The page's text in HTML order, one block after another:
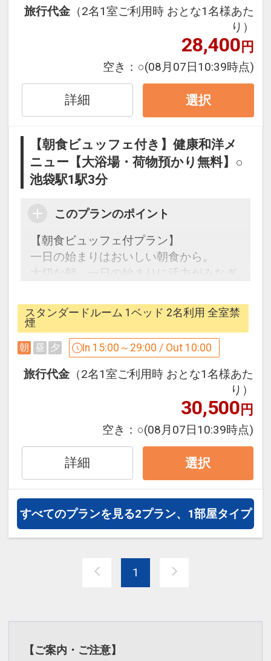
【アクセス案内】
設定期間：2022年6月8日～2026年10月
インターネットコース番号：DP-2-
実施させていただきます。
掃希望札」のマグネットをドアの外に貼
っていただきますようお願いいたしま
※シーツなどの寝具類は交換いたしませ
換を含めた清掃は「清掃希望札」の掲示
が無い場合でも実施させていただきま
す。
何卒、ご理解のほどよろしくお願い申し
上げます。
【駐車場】
機械式立体駐車場全32台（別途、身障者
用1台完備）
【客室標準仕様】
・「Cloud Fit SP」（ベッド下に収納スペ
ースを設置）※デラックスルーム除く
・仕様の異なる2種類のオリジナル枕
「Air Relax（エアーリラックス）」
「Adjust Fit（アジャストフィット）」
・50型液晶テレビ（デラックスルームは
・テレビ画面上に館内案内をデジタル表
示した「アパデジタルインフォメーショ
・タブレット端末の写真や動画をテレビ
画面に映し出す「ミラーリング機能」
・温水洗浄便座
・ベッド枕元に4つのコンセント、USB
・照明スイッチ類、空調リモコンを枕元
のヘッドボードに集約
イトル以上）
旅行代金 （2名1室ご利用時 おとな1名様あた
り）
28,400円
空き： ○(08月07日10:39時点)
詳細 選択
【朝食ビュッフェ付き】健康和洋メ
ニュー【大浴場・荷物預かり無料】○
池袋駅1駅3分
このプランのポイント
【朝食ビュッフェ付プラン】
一日の始まりはおいしい朝食から。
大切な朝、一日の始まりに活力がみなぎ
そんな願いを込め、おいしい朝食をご用
意してお待ちしております。
場所：2階レストラン「CAFE TORA」
時間：6:00～9:30（最終入店9:00）
※お子様（4歳～11歳）は1000円、3歳
【2泊以上される方へ連泊清掃のご案
当館では地球環境に優しいホテル運営の
実施させていただきます。
清掃をご希望の場合は朝9時までに「清
掃希望札」のマグネットをドアの外に貼
が無い場合でも実施させていただきま
スタンダードルーム 1ベッド 2名利用 全室禁
煙
朝 昼 夕 In 15:00～29:00 / Out 10:00
旅行代金 （2名1室ご利用時 おとな1名様あた
り）
30,500円
空き： ○(08月07日10:39時点)
詳細 選択
すべてのプランを見る2プラン、1部屋タイプ
1
【ご案内・ご注意】